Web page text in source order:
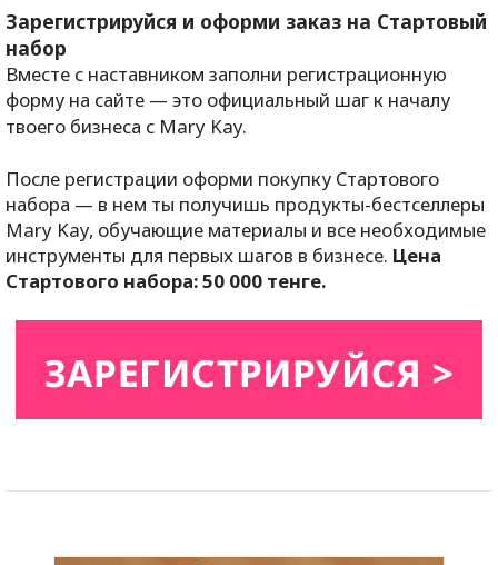
Зарегистрируйся и оформи заказ на Стартовый
набор
Вместе с наставником заполни регистрационную
форму на сайте — это официальный шаг к началу
твоего бизнеса с Mary Kay.
После регистрации оформи покупку Стартового
набора — в нем ты получишь продукты-бестселлеры
Mary Kay, обучающие материалы и все необходимые
инструменты для первых шагов в бизнесе. Цена
Стартового набора: 50 000 тенге.